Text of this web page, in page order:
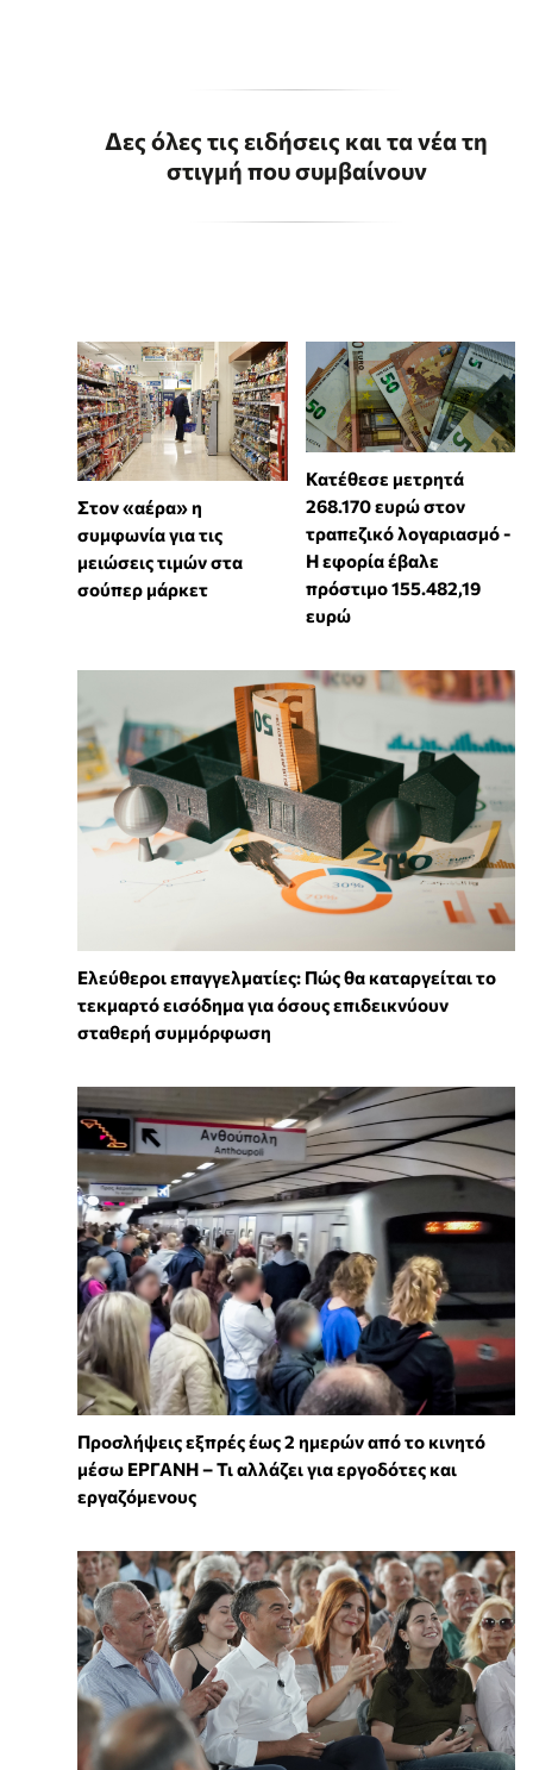
Δες όλες τις ειδήσεις και τα νέα τη
στιγμή που συμβαίνουν
Στον «αέρα» η
συμφωνία για τις
μειώσεις τιμών στα
σούπερ μάρκετ
Κατέθεσε μετρητά
268.170 ευρώ στον
τραπεζικό λογαριασμό -
Η εφορία έβαλε
πρόστιμο 155.482,19
ευρώ
Ελεύθεροι επαγγελματίες: Πώς θα καταργείται το
τεκμαρτό εισόδημα για όσους επιδεικνύουν
σταθερή συμμόρφωση
Προσλήψεις εξπρές έως 2 ημερών από το κινητό
μέσω ΕΡΓΑΝΗ – Τι αλλάζει για εργοδότες και
εργαζόμενους